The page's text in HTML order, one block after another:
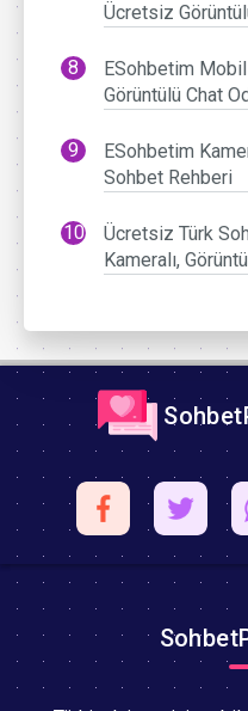
Ücretsiz
ESohbetim
Görüntülü Chat
ESohbetim
Sohbet Rehberi
Ücretsiz Türk
Kameralı,